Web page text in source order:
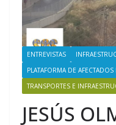
ENTREVISTAS
PLATAFORMA DE
TRANSPORTES E
JESÚS